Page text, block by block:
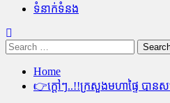
ទំនាក់ទំនង
Search
for:
Home
👉ក្តៅៗ..!!ក្រសួងមហាផ្ទៃ បា